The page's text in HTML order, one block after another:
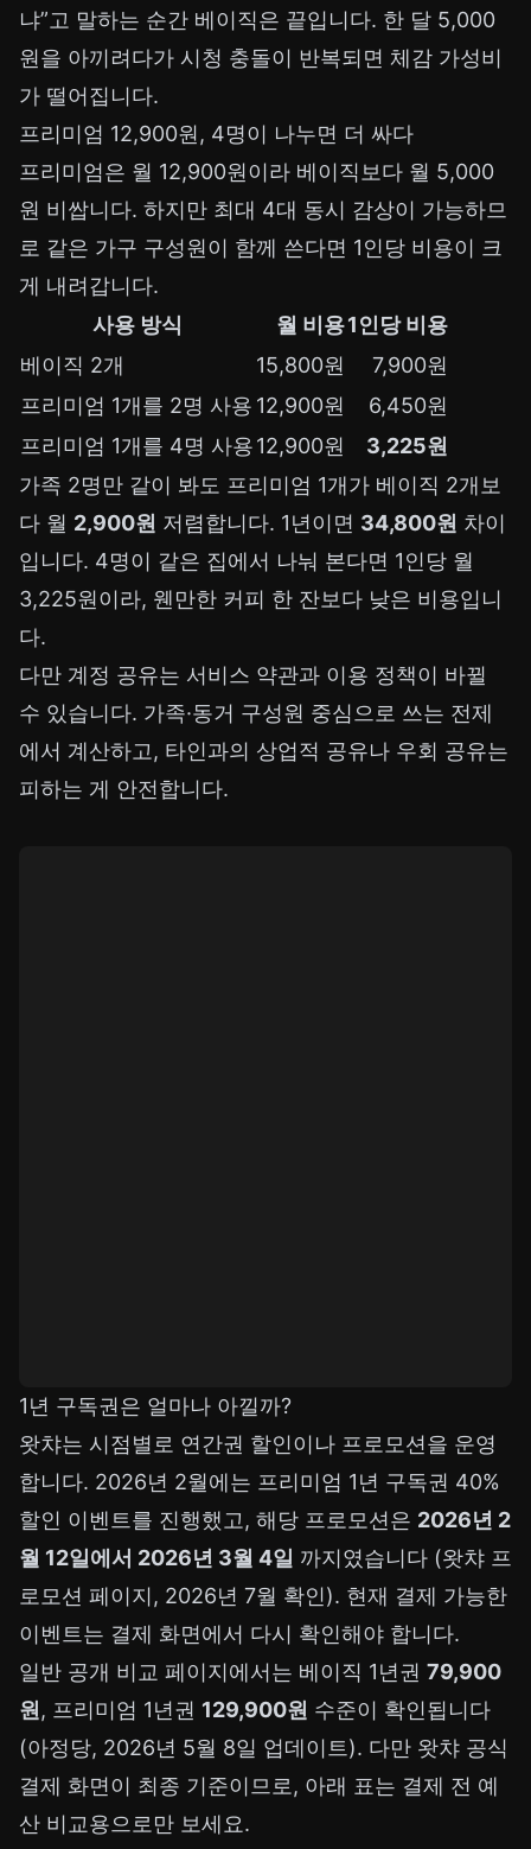
냐”고 말하는 순간 베이직은 끝입니다. 한 달 5,000
원을 아끼려다가 시청 충돌이 반복되면 체감 가성비
가 떨어집니다.
프리미엄 12,900원, 4명이 나누면 더 싸다
프리미엄은 월 12,900원이라 베이직보다 월 5,000
원 비쌉니다. 하지만 최대 4대 동시 감상이 가능하므
로 같은 가구 구성원이 함께 쓴다면 1인당 비용이 크
게 내려갑니다.
사용 방식
월 비용1인당 비용
베이직 2개
15,800원
7,900원
프리미엄 1개를 2명 사용 12,900원
6,450원
프리미엄 1개를 4명 사용12,900원
3,225원
가족 2명만 같이 봐도 프리미엄 1개가 베이직 2개보
다 월 2,900원 저렴합니다. 1년이면 34,800원 차이
입니다. 4명이 같은 집에서 나눠 본다면 1인당 월
3,225원이라, 웬만한 커피 한 잔보다 낮은 비용입니
다.
다만 계정 공유는 서비스 약관과 이용 정책이 바뀔
수 있습니다. 가족·동거 구성원 중심으로 쓰는 전제
에서 계산하고, 타인과의 상업적 공유나 우회 공유는
피하는 게 안전합니다.
1년 구독권은 얼마나 아낄까?
왓챠는 시점별로 연간권 할인이나 프로모션을 운영
합니다. 2026년 2월에는 프리미엄 1년 구독권 40%
할인 이벤트를 진행했고, 해당 프로모션은 2026년 2
월 12일에서 2026년 3월 4일 까지였습니다 (왓챠 프
로모션 페이지, 2026년 7월 확인). 현재 결제 가능한
이벤트는 결제 화면에서 다시 확인해야 합니다.
일반 공개 비교 페이지에서는 베이직 1년권 79,900
원, 프리미엄 1년권 129,900원 수준이 확인됩니다
(아정당, 2026년 5월 8일 업데이트). 다만 왓챠 공식
결제 화면이 최종 기준이므로, 아래 표는 결제 전 예
산 비교용으로만 보세요.